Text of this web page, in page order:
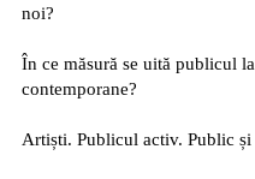
noi?
În ce măsură se uită publicul
contemporane?
Artiști. Publicul activ. Public